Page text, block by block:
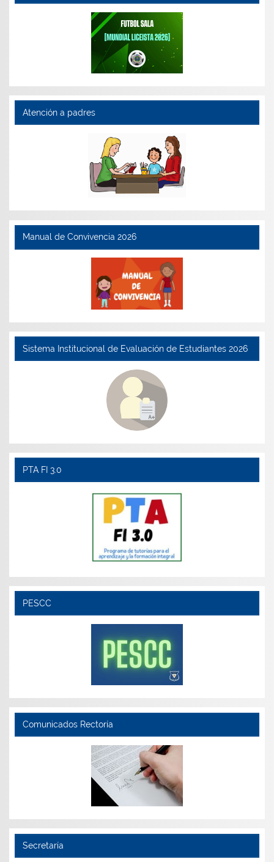
Atención a padres
Manual de Convivencia 2026
Sistema Institucional de Evaluación de Estudiantes 2026
PTA FI 3.0
PESCC
Comunicados Rectoría
Secretaría